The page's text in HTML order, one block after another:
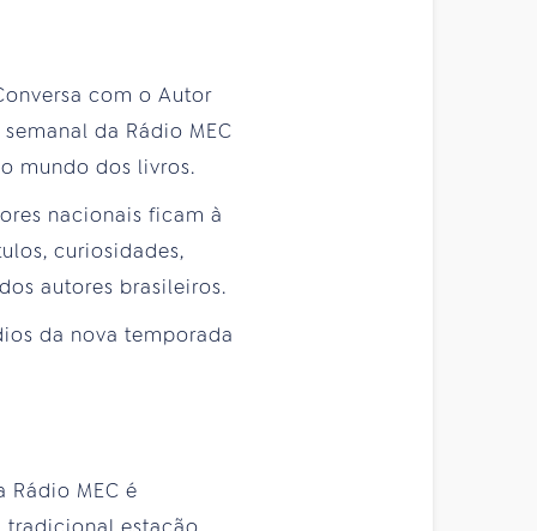
com o Autor
da Rádio MEC
mundo dos livros.
nacionais ficam à
curiosidades,
autores brasileiros.
da nova temporada
MEC é